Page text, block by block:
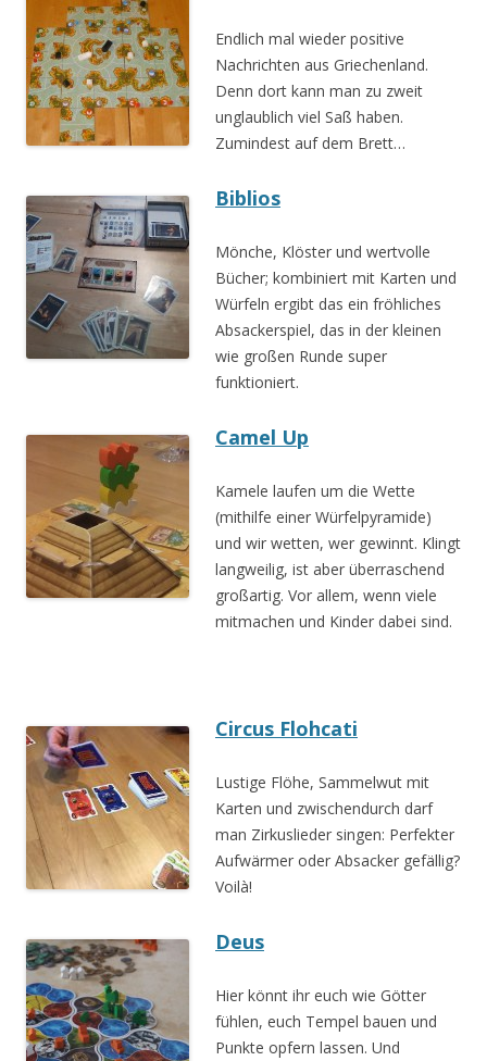
Endlich mal wieder positive
Nachrichten aus Griechenland.
Denn dort kann man zu zweit
unglaublich viel Saß haben.
Zumindest auf dem Brett…
Biblios
Mönche, Klöster und wertvolle
Bücher; kombiniert mit Karten und
Würfeln ergibt das ein fröhliches
Absackerspiel, das in der kleinen
wie großen Runde super
funktioniert.
Camel Up
Kamele laufen um die Wette
(mithilfe einer Würfelpyramide)
und wir wetten, wer gewinnt. Klingt
langweilig, ist aber überraschend
großartig. Vor allem, wenn viele
mitmachen und Kinder dabei sind.
Circus Flohcati
Lustige Flöhe, Sammelwut mit
Karten und zwischendurch darf
man Zirkuslieder singen: Perfekter
Aufwärmer oder Absacker gefällig?
Voilà!
Deus
Hier könnt ihr euch wie Götter
fühlen, euch Tempel bauen und
Punkte opfern lassen. Und